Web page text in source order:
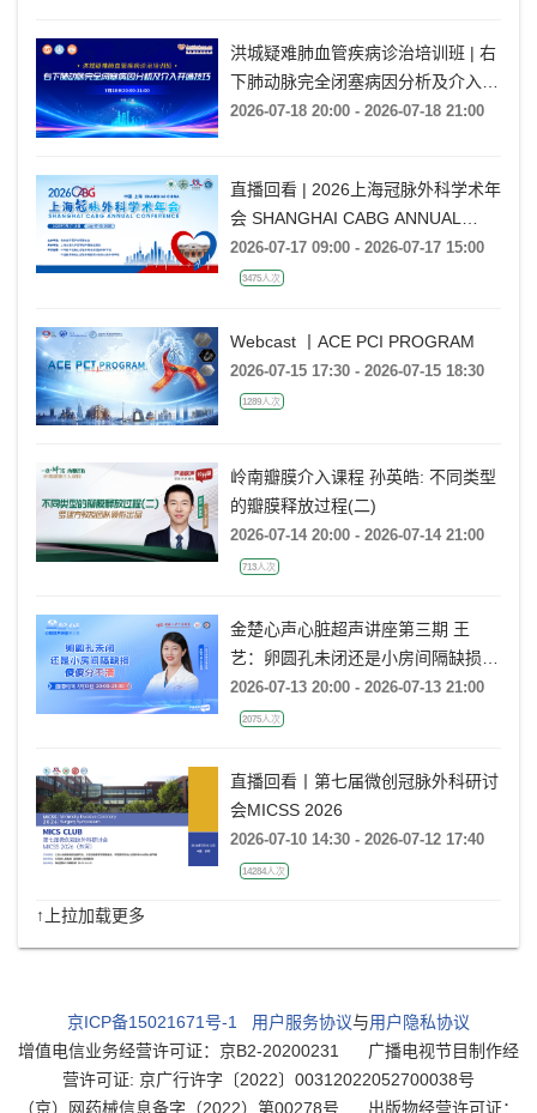
洪城疑难肺血管疾病诊治培训班 | 右
下肺动脉完全闭塞病因分析及介入开
通技巧
2026-07-18 20:00 - 2026-07-18 21:00
直播回看 | 2026上海冠脉外科学术年
会 SHANGHAI CABG ANNUAL
CONFERENCE
2026-07-17 09:00 - 2026-07-17 15:00
3475人次
Webcast 丨ACE PCI PROGRAM
2026-07-15 17:30 - 2026-07-15 18:30
1289人次
岭南瓣膜介入课程 孙英皓: 不同类型
的瓣膜释放过程(二)
2026-07-14 20:00 - 2026-07-14 21:00
713人次
金楚心声心脏超声讲座第三期 王
艺：卵圆孔未闭还是小房间隔缺损，
傻傻分不清
2026-07-13 20:00 - 2026-07-13 21:00
2075人次
直播回看丨第七届微创冠脉外科研讨
会MICSS 2026
2026-07-10 14:30 - 2026-07-12 17:40
14284人次
↑上拉加载更多
京ICP备15021671号-1 用户服务协议与用户隐私协议
增值电信业务经营许可证：京B2-20200231
广播电视节目制作经
营许可证: 京广行许字〔2022〕00312022052700038号
（京）网药械信息备字（2022）第00278号
出版物经营许可证：